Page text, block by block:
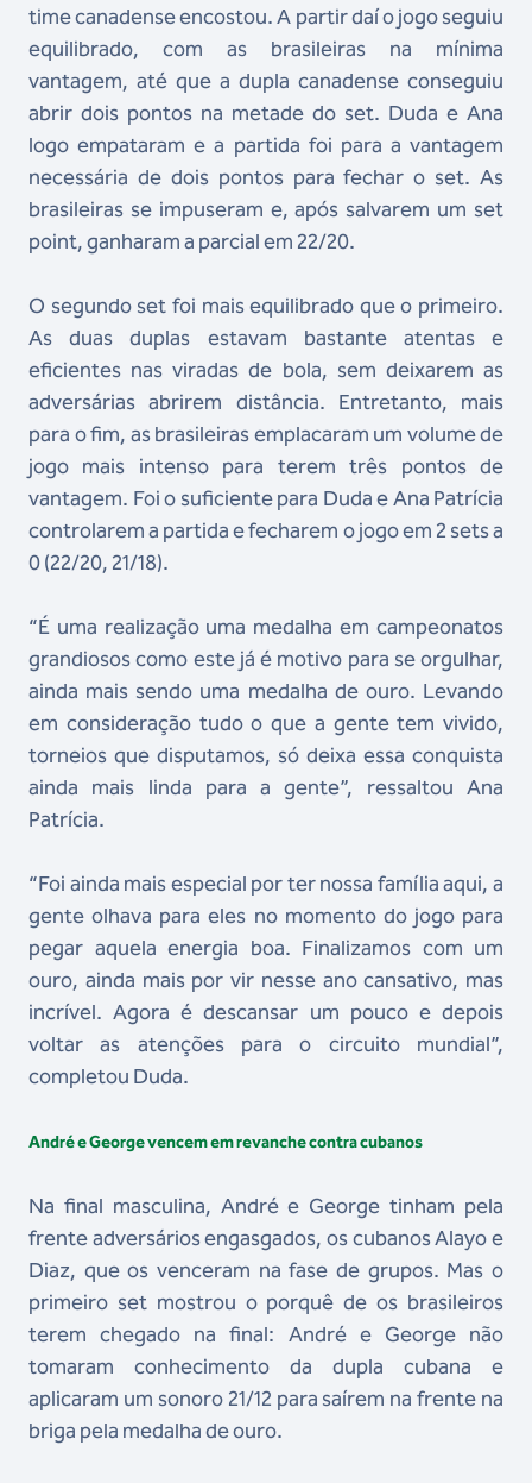
time canadense encostou. A partir daí o jogo seguiu
equilibrado, com as brasileiras na mínima
vantagem, até que a dupla canadense conseguiu
abrir dois pontos na metade do set. Duda e Ana
logo empataram e a partida foi para a vantagem
necessária de dois pontos para fechar o set. As
brasileiras se impuseram e, após salvarem um set
point, ganharam a parcial em 22/20.
O segundo set foi mais equilibrado que o primeiro.
As duas duplas estavam bastante atentas e
eficientes nas viradas de bola, sem deixarem as
adversárias abrirem distância. Entretanto, mais
para o fim, as brasileiras emplacaram um volume de
jogo mais intenso para terem três pontos de
vantagem. Foi o suficiente para Duda e Ana Patrícia
controlarem a partida e fecharem o jogo em 2 sets a
0 (22/20, 21/18).
“É uma realização uma medalha em campeonatos
grandiosos como este já é motivo para se orgulhar,
ainda mais sendo uma medalha de ouro. Levando
em consideração tudo o que a gente tem vivido,
torneios que disputamos, só deixa essa conquista
ainda mais linda para a gente”, ressaltou Ana
Patrícia.
“Foi ainda mais especial por ter nossa família aqui, a
gente olhava para eles no momento do jogo para
pegar aquela energia boa. Finalizamos com um
ouro, ainda mais por vir nesse ano cansativo, mas
incrível. Agora é descansar um pouco e depois
voltar as atenções para o circuito mundial”,
completou Duda.
André e George vencem em revanche contra cubanos
Na final masculina, André e George tinham pela
frente adversários engasgados, os cubanos Alayo e
Diaz, que os venceram na fase de grupos. Mas o
primeiro set mostrou o porquê de os brasileiros
terem chegado na final: André e George não
tomaram conhecimento da dupla cubana e
aplicaram um sonoro 21/12 para saírem na frente na
briga pela medalha de ouro.